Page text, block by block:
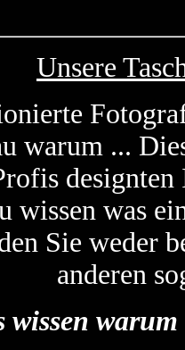
Unsere
warum ...
wissen was
Sie weder
anderen
wissen